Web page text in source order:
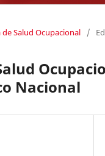
Salud Ocupacional /
Nacional